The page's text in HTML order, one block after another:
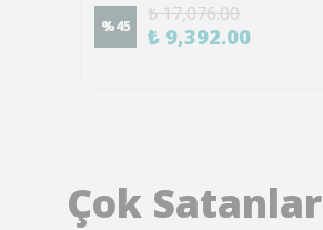
%45
₺ 17,076.00
₺ 9,392.00
Çok Satanlar